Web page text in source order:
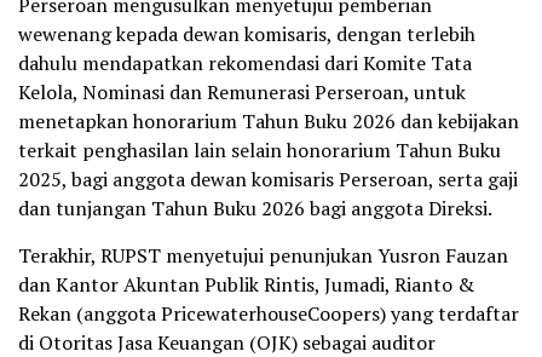
wewenang kepada dewan komisaris, dengan terlebih
dahulu mendapatkan rekomendasi dari Komite Tata
Kelola, Nominasi dan Remunerasi Perseroan, untuk
menetapkan honorarium Tahun Buku 2026 dan kebijakan
terkait penghasilan lain selain honorarium Tahun Buku
2025, bagi anggota dewan komisaris Perseroan, serta gaji
dan tunjangan Tahun Buku 2026 bagi anggota Direksi.
Terakhir, RUPST menyetujui penunjukan Yusron Fauzan
dan Kantor Akuntan Publik Rintis, Jumadi, Rianto &
Rekan (anggota PricewaterhouseCoopers) yang terdaftar
di Otoritas Jasa Keuangan (OJK) sebagai auditor